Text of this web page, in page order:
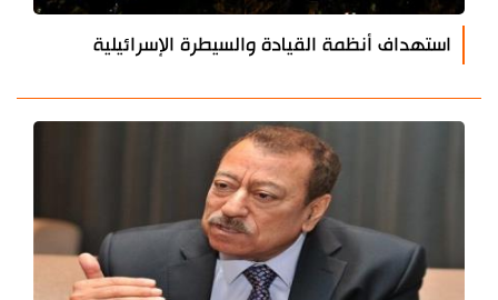
استهداف أنظمة القيادة والسيطرة الإسرائيلية